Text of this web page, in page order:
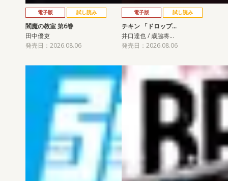
電子版 試し読み
閻魔の教室 第6巻
田中優吏
発売日：2026.08.06
電子版 試し読み
チキン 「ドロップ…
井口達也 / 歳脇将…
発売日：2026.08.06